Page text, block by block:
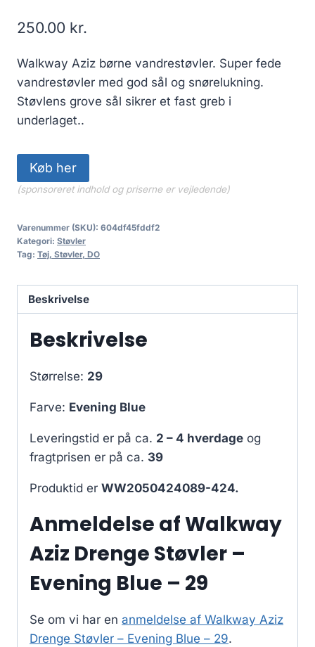
250.00 kr.
Walkway Aziz børne vandrestøvler. Super fede
vandrestøvler med god sål og snørelukning.
Støvlens grove sål sikrer et fast greb i
underlaget..
Køb her
(sponsoreret indhold og priserne er vejledende)
Varenummer (SKU): 604df45fddf2
Kategori: Støvler
Tag: Tøj, Støvler, DO
Beskrivelse
Beskrivelse
Størrelse: 29
Farve: Evening Blue
Leveringstid er på ca. 2 – 4 hverdage og
fragtprisen er på ca. 39
Produktid er WW2050424089-424.
Anmeldelse af Walkway
Aziz Drenge Støvler –
Evening Blue – 29
Se om vi har en anmeldelse af Walkway Aziz
Drenge Støvler – Evening Blue – 29.